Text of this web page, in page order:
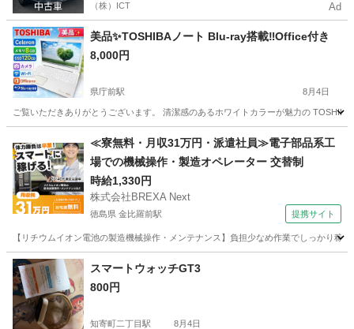
（株）ICT Ad
美品✨TOSHIBAノート Blu-ray搭載‼︎Office付き
8,000円
県庁前駅 8月4日
ご覧いただきありがとうございます。 清潔感のあるホワイトカラーが魅力の
県庁前駅 ノートパソコン
≪寮無料・月収31万円・派遣社員≫電子部品系工
場での機械操作・製造オペレーター 交替制
時給1,330円
株式会社BREXA Next
徳島県 金比羅前駅 提携サイト
【リチウムイオン電池の製造機械操作・メンテナンス】負担少なめ作業でしっかり
徳島 金比羅前駅 その他
スマートウォッチGT3
800円
知寄町二丁目駅 8月4日